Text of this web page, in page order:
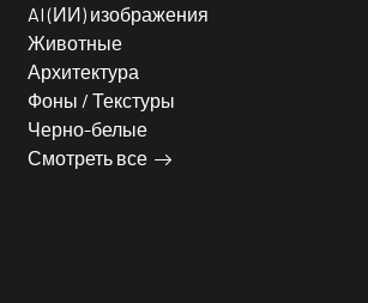
AI (ИИ) изображения
Животные
Архитектура
Фоны / Текстуры
Черно-белые
Смотреть все